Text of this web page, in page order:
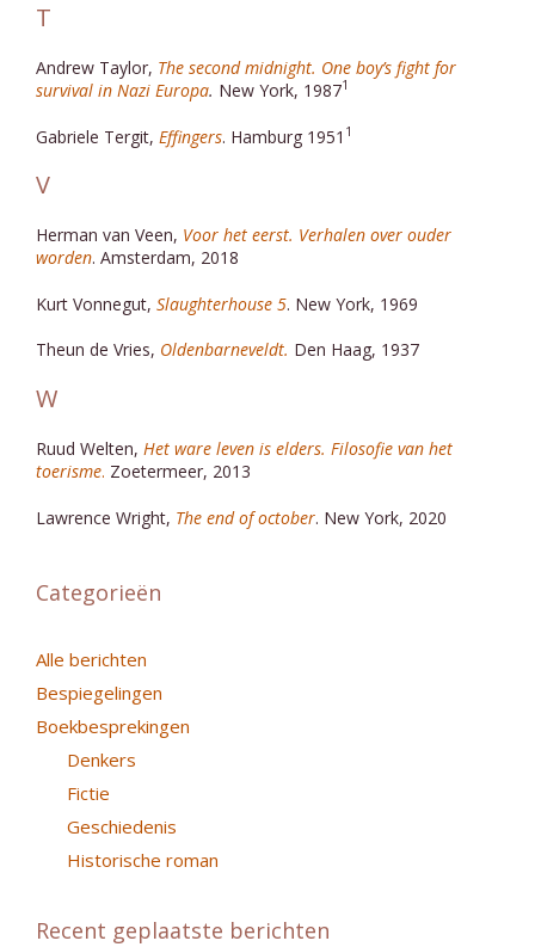
T
Andrew Taylor, The second midnight. One boy’s fight for
survival in Nazi Europa. New York, 19871
Gabriele Tergit, Effingers. Hamburg 1951 1
V
Herman van Veen, Voor het eerst. Verhalen over ouder
worden. Amsterdam, 2018
Kurt Vonnegut, Slaughterhouse 5. New York, 1969
Theun de Vries, Oldenbarneveldt. Den Haag, 1937
W
Ruud Welten, Het ware leven is elders. Filosofie van het
toerisme. Zoetermeer, 2013
Lawrence Wright, The end of october. New York, 2020
Categorieën
Alle berichten
Bespiegelingen
Boekbesprekingen
Denkers
Fictie
Geschiedenis
Historische roman
Recent geplaatste berichten